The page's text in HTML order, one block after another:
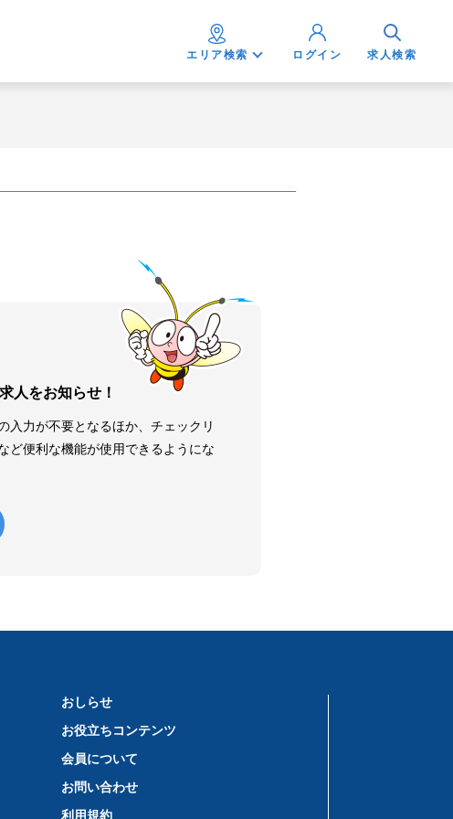
エリア検索 ログイン 求人検索
人をお知らせ！
入力が不要となるほか、チェックリ
ど便利な機能が使用できるようにな
おしらせ
お役立ちコンテンツ
会員について
お問い合わせ
利用規約